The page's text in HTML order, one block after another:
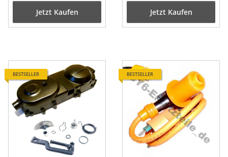
Jetzt Kaufen Jetzt Kaufen
BESTSELLER BESTSELLER